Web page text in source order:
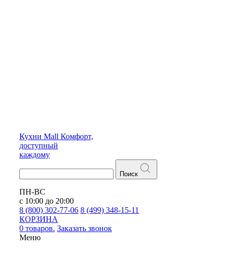
Кухни Mall Комфорт,
доступный
каждому
Поиск
ПН-ВС
с 10:00 до 20:00
8 (800) 302-77-06 8 (499) 348-15-11
КОРЗИНА
0 товаров. Заказать звонок
Меню